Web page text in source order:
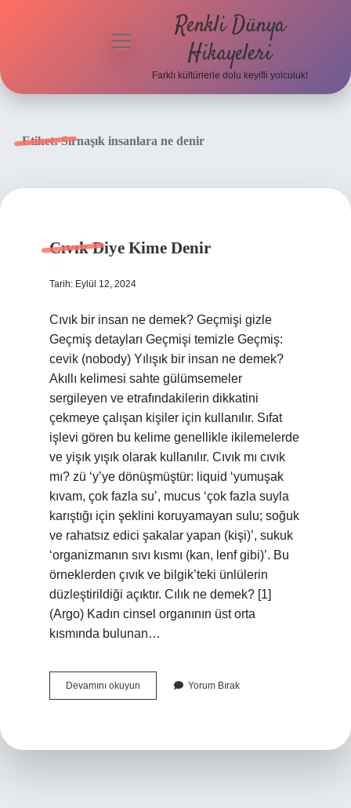
Politikası
menüyü
Renkli Dünya
Hikayeleri
Farklı kültürlerle dolu keyifli yolculuk!
Etiket:Sırnaşık insanlara ne denir
Cıvık Diye Kime Denir
Tarih: Eylül 12, 2024
Cıvık bir insan ne demek? Geçmişi gizle
Geçmiş detayları Geçmişi temizle Geçmiş:
cevik (nobody) Yılışık bir insan ne demek?
Akıllı kelimesi sahte gülümsemeler
sergileyen ve etrafındakilerin dikkatini
çekmeye çalışan kişiler için kullanılır. Sıfat
işlevi gören bu kelime genellikle ikilemelerde
ve yişık yışık olarak kullanılır. Cıvık mı cıvık
mı? zü ‘y’ye dönüşmüştür: liquid ‘yumuşak
kıvam, çok fazla su’, mucus ‘çok fazla suyla
karıştığı için şeklini koruyamayan sulu; soğuk
ve rahatsız edici şakalar yapan (kişi)’, sukuk
‘organizmanın sıvı kısmı (kan, lenf gibi)’. Bu
örneklerden çıvık ve bilgik’teki ünlülerin
düzleştirildiği açıktır. Cılık ne demek? [1]
(Argo) Kadın cinsel organının üst orta
kısmında bulunan…
Devamını okuyun
Diye
Yorum Bırak